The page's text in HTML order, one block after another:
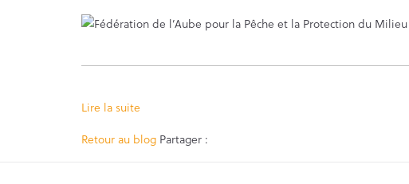
Lire la suite
Retour au blog Partager :